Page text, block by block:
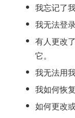
我忘记了
我无法登
有人更改
它。
我无法用
我如何恢
如何更改